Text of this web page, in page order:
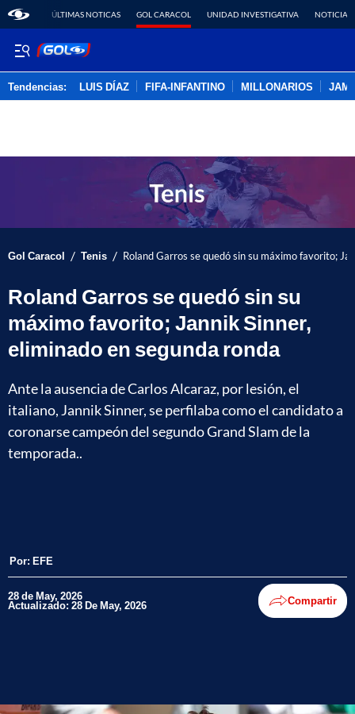
ÚLTIMAS NOTICAS GOL CARACOL UNIDAD INVESTIGATIVA NOTICIAS
Tendencias: LUIS DÍAZ FIFA-INFANTINO MILLONARIOS
Gol Caracol / Tenis / Roland Garros se quedó sin su máximo favorito;
Roland Garros se quedó sin su
máximo favorito; Jannik Sinner,
eliminado en segunda ronda
Ante la ausencia de Carlos Alcaraz, por lesión, el
italiano, Jannik Sinner, se perfilaba como el candidato a
coronarse campeón del segundo Grand Slam de la
temporada..
Por: EFE
28 de May, 2026
Actualizado: 28 De May, 2026 Compartir